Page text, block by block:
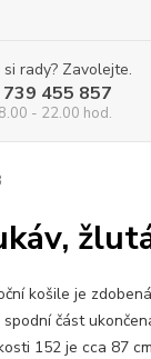
rady? Zavolejte.
455 857
- 22.00 hod.
košile je
spodní část
152 je cca 87